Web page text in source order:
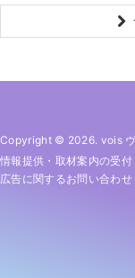
Copyright © 2026. vois
情報提供・取材案内の受付
広告に関するお問い合わせ